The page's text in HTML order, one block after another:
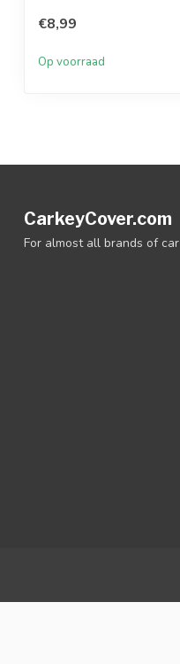
€8,99
Op voorraad
CarkeyCover.com
For almost all brands of car